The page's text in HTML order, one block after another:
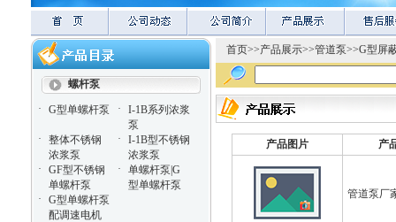
螺杆泵
·
G型单螺杆泵 ·
I-1B系列浓浆
泵
·
整体不锈钢
浓浆泵
·
I-1B型不锈钢
浓浆泵
·
GF型不锈钢
单螺杆泵
·
单螺杆泵|G
型单螺杆泵
·
G型单螺杆泵
配调速电机
首页>>产品展示>>管道泵>>G型屏
产品图片 产
管道泵厂